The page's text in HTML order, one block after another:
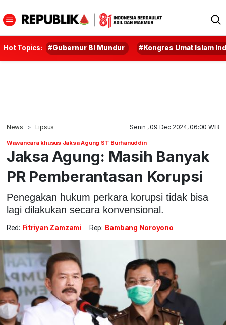
Hot Topics: #Gubernur BI Mundur #Kongres Umat Islam
News Lipsus Senin , 09 Dec 2024, 06:00 WIB
Wawancara khusus Jaksa Agung ST Burhanuddin
Jaksa Agung: Masih Banyak
PR Pemberantasan Korupsi
Penegakan hukum perkara korupsi tidak bisa
lagi dilakukan secara konvensional.
Red: Fitriyan Zamzami Rep: Bambang Noroyono